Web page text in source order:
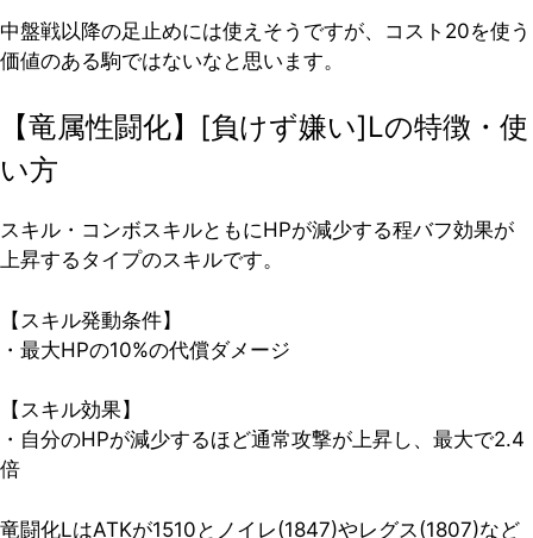
中盤戦以降の足止めには使えそうですが、コスト20を使う
価値のある駒ではないなと思います。
【竜属性闘化】[負けず嫌い]Lの特徴・使
い方
スキル・コンボスキルともにHPが減少する程バフ効果が
上昇するタイプのスキルです。
【スキル発動条件】
・最大HPの10%の代償ダメージ
【スキル効果】
・自分のHPが減少するほど通常攻撃が上昇し、最大で2.4
倍
竜闘化LはATKが1510とノイレ(1847)やレグス(1807)など